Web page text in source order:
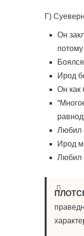
Г)
Он
Ирод
Он как
Любил
Ирод
Любил